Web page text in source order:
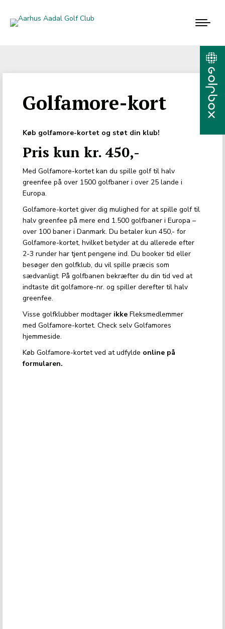
Golfamore-kort
Køb golfamore-kortet og støt din klub!
Pris kun kr. 450,-
Med Golfamore-kortet kan du spille golf til halv
greenfee på over 1500 golfbaner i over 25 lande i
Europa.
Golfamore-kortet giver dig mulighed for at spille golf til
halv greenfee på mere end 1.500 golfbaner i Europa –
over 100 baner i Danmark. Du betaler kun 450,- for
Golfamore-kortet, hvilket betyder at du allerede efter
2-3 runder har tjent pengene ind. Du booker tid eller
besøger den golfklub, du vil spille præcis som
sædvanligt. På golfbanen bekræfter du din tid ved at
indtaste dit golfamore-nr. og spiller derefter til halv
greenfee.
Visse golfklubber modtager ikke Fleksmedlemmer
med Golfamore-kortet. Check selv Golfamores
hjemmeside.
Køb Golfamore-kortet ved at udfylde online på
formularen.